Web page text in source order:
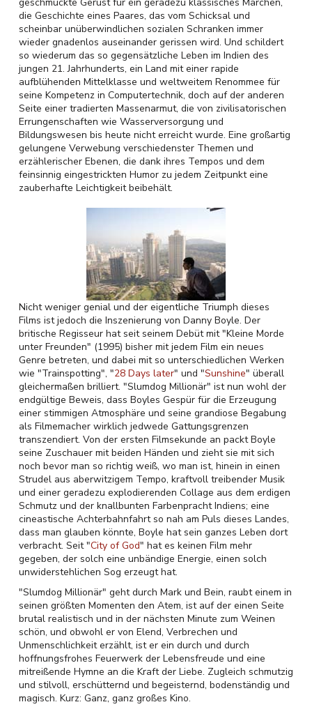
die Geschichte eines Paares, das vom Schicksal und
scheinbar unüberwindlichen sozialen Schranken immer
wieder gnadenlos auseinander gerissen wird. Und schildert
so wiederum das so gegensätzliche Leben im Indien des
jungen 21. Jahrhunderts, ein Land mit einer rapide
aufblühenden Mittelklasse und weltweitem Renommee für
seine Kompetenz in Computertechnik, doch auf der anderen
Seite einer tradierten Massenarmut, die von zivilisatorischen
Errungenschaften wie Wasserversorgung und
Bildungswesen bis heute nicht erreicht wurde. Eine großartig
gelungene Verwebung verschiedenster Themen und
erzählerischer Ebenen, die dank ihres Tempos und dem
feinsinnig eingestrickten Humor zu jedem Zeitpunkt eine
zauberhafte Leichtigkeit beibehält.
Nicht weniger genial und der eigentliche Triumph dieses
Films ist jedoch die Inszenierung von Danny Boyle. Der
britische Regisseur hat seit seinem Debüt mit "Kleine Morde
unter Freunden" (1995) bisher mit jedem Film ein neues
Genre betreten, und dabei mit so unterschiedlichen Werken
wie "Trainspotting", "28 Days later" und "Sunshine" überall
gleichermaßen brilliert. "Slumdog Millionär" ist nun wohl der
endgültige Beweis, dass Boyles Gespür für die Erzeugung
einer stimmigen Atmosphäre und seine grandiose Begabung
als Filmemacher wirklich jedwede Gattungsgrenzen
transzendiert. Von der ersten Filmsekunde an packt Boyle
seine Zuschauer mit beiden Händen und zieht sie mit sich
noch bevor man so richtig weiß, wo man ist, hinein in einen
Strudel aus aberwitzigem Tempo, kraftvoll treibender Musik
und einer geradezu explodierenden Collage aus dem erdigen
Schmutz und der knallbunten Farbenpracht Indiens; eine
cineastische Achterbahnfahrt so nah am Puls dieses Landes,
dass man glauben könnte, Boyle hat sein ganzes Leben dort
verbracht. Seit "City of God" hat es keinen Film mehr
gegeben, der solch eine unbändige Energie, einen solch
unwiderstehlichen Sog erzeugt hat.
"Slumdog Millionär" geht durch Mark und Bein, raubt einem in
seinen größten Momenten den Atem, ist auf der einen Seite
brutal realistisch und in der nächsten Minute zum Weinen
schön, und obwohl er von Elend, Verbrechen und
Unmenschlichkeit erzählt, ist er ein durch und durch
hoffnungsfrohes Feuerwerk der Lebensfreude und eine
mitreißende Hymne an die Kraft der Liebe. Zugleich schmutzig
und stilvoll, erschütternd und begeisternd, bodenständig und
magisch. Kurz: Ganz, ganz großes Kino.